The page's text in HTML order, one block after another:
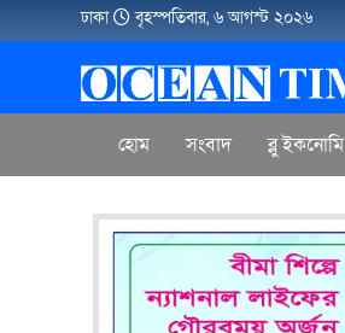
ঢাকা বৃহস্পতিবার, ৬ আগস্ট ২০২৬
হোম সংবাদ ব্লু ইকনোমি